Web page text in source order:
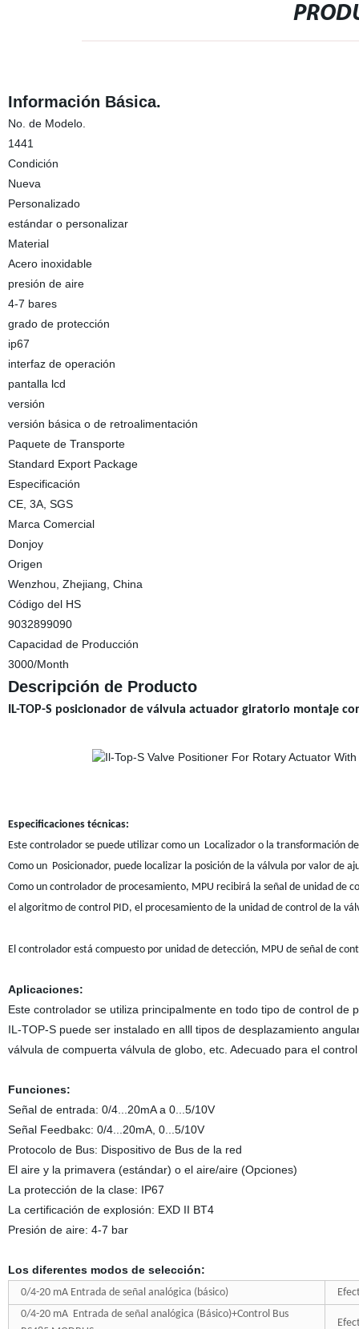
Información Básica.
No. de Modelo.
1441
Condición
Nueva
Personalizado
estándar o personalizar
Material
Acero inoxidable
presión de aire
4-7 bares
grado de protección
ip67
interfaz de operación
pantalla lcd
versión
versión básica o de retroalimentación
Paquete de Transporte
Standard Export Package
Especificación
CE, 3A, SGS
Marca Comercial
Donjoy
Origen
Wenzhou, Zhejiang, China
Código del HS
9032899090
Capacidad de Producción
3000/Month
Descripción de Producto
IL-TOP-S posicionador de válvula actuador giratorio montaje
Especificaciones técnicas:
Este controlador se puede utilizar como un Localizador o la transformación
Como un Posicionador, puede localizar la posición de la válvula por valor de
Como un controlador de procesamiento, MPU recibirá la señal de unidad de
el algoritmo de control PID, el procesamiento de la unidad de control de la
El controlador está compuesto por unidad de detección, MPU de señal de
Aplicaciones:
Este controlador se utiliza principalmente en todo tipo de control de
IL-TOP-S puede ser instalado en alll tipos de desplazamiento
válvula de compuerta válvula de globo, etc. Adecuado para el
Funciones:
Señal de entrada: 0/4...20mA a 0...5/10V
Señal Feedbakc: 0/4...20mA, 0...5/10V
Protocolo de Bus: Dispositivo de Bus de la red
El aire y la primavera (estándar) o el aire/aire (Opciones)
La protección de la clase: IP67
La certificación de explosión: EXD II BT4
Presión de aire: 4-7 bar
Los diferentes modos de selección:
0/4-20 mA Entrada de señal analógica (básico)
0/4-20 mA Entrada de señal analógica (Básico)+Control Bus